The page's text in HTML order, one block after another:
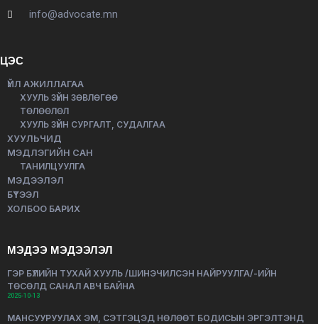
info@advocate.mn
ЦЭС
ҮЙЛ АЖИЛЛАГАА
ХУУЛЬ ЗҮЙН ЗӨВЛӨГӨӨ
ТӨЛӨӨЛӨЛ
ХУУЛЬ ЗҮЙН СУРГАЛТ, СУДАЛГАА
ХУУЛЬЧИД
МЭДЛЭГИЙН САН
ТАНИЛЦУУЛГА
МЭДЭЭЛЭЛ
БҮТЭЭЛ
ХОЛБОО БАРИХ
МЭДЭЭ МЭДЭЭЛЭЛ
ГЭР БҮЛИЙН ТУХАЙ ХУУЛЬ /ШИНЭЧИЛСЭН НАЙРУУЛГА/-ИЙН
ТӨСӨЛД САНАЛ АВЧ БАЙНА
2025-10-13
МАНСУУРУУЛАХ ЭМ, СЭТГЭЦЭД НӨЛӨӨТ БОДИСЫН ЭРГЭЛТЭНД